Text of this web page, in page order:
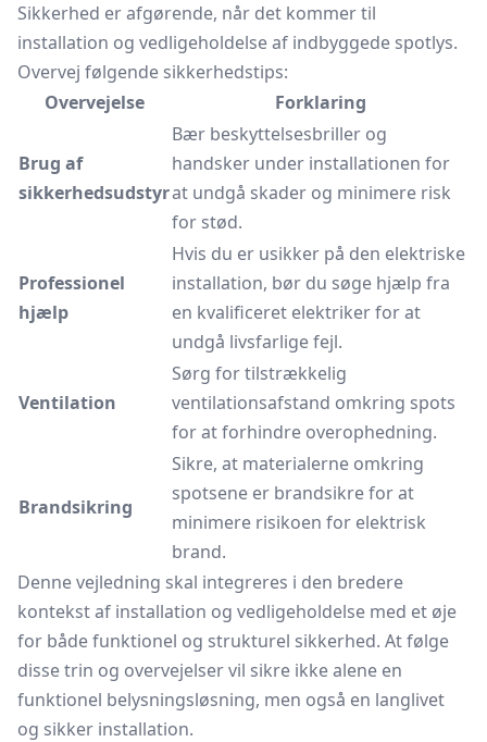
Sikkerhed er afgørende, når det kommer til
installation og vedligeholdelse af indbyggede spotlys.
Overvej følgende sikkerhedstips:
Overvejelse
Forklaring
Brug af
sikkerhedsudstyr
Bær beskyttelsesbriller og
handsker under installationen for
at undgå skader og minimere risk
for stød.
Professionel
hjælp
Hvis du er usikker på den elektriske
installation, bør du søge hjælp fra
en kvalificeret elektriker for at
undgå livsfarlige fejl.
Ventilation
Sørg for tilstrækkelig
ventilationsafstand omkring spots
for at forhindre overophedning.
Brandsikring
Sikre, at materialerne omkring
spotsene er brandsikre for at
minimere risikoen for elektrisk
brand.
Denne vejledning skal integreres i den bredere
kontekst af installation og vedligeholdelse med et øje
for både funktionel og strukturel sikkerhed. At følge
disse trin og overvejelser vil sikre ikke alene en
funktionel belysningsløsning, men også en langlivet
og sikker installation.